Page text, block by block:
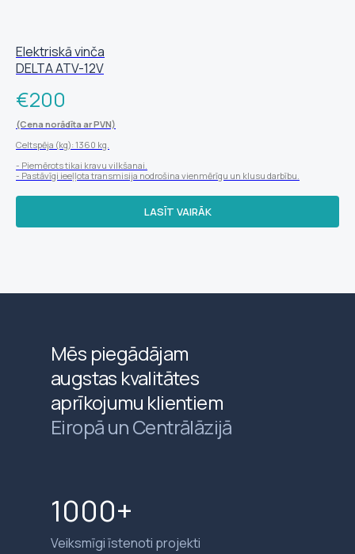
Elektriskā vinča
DELTA ATV-12V
€200
(Cena norādīta ar PVN)
Celtspēja (kg): 1360 kg.
- Piemērots tikai kravu vilkšanai.
- Pastāvīgi ieeļļota transmisija nodrošina vienmērīgu un klusu darbību.
LASĪT VAIRĀK
Mēs piegādājam
augstas kvalitātes
aprīkojumu klientiem
Eiropā un Centrālāzijā
1000+
Veiksmīgi īstenoti projekti